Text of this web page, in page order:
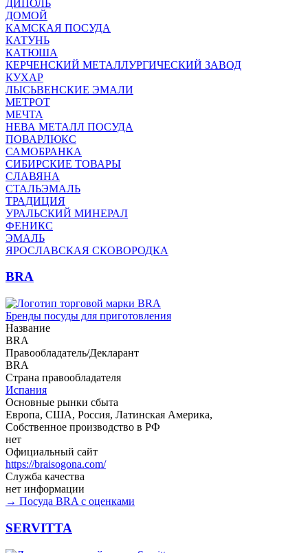
ДИПОЛЬ
ДОМОЙ
КАМСКАЯ ПОСУДА
КАТУНЬ
КАТЮША
КЕРЧЕНСКИЙ МЕТАЛЛУРГИЧЕСКИЙ ЗАВОД
КУХАР
ЛЫСЬВЕНСКИЕ ЭМАЛИ
МЕТРОТ
МЕЧТА
НЕВА МЕТАЛЛ ПОСУДА
ПОВАРЛЮКС
САМОБРАНКА
СИБИРСКИЕ ТОВАРЫ
СЛАВЯНА
СТАЛЬЭМАЛЬ
ТРАДИЦИЯ
УРАЛЬСКИЙ МИНЕРАЛ
ФЕНИКС
ЭМАЛЬ
ЯРОСЛАВСКАЯ СКОВОРОДКА
BRA
Бренды посуды для приготовления
Название
BRA
Правообладатель/Декларант
BRA
Страна правообладателя
Испания
Основные рынки сбыта
Европа, США, Россия, Латинская Америка,
Собственное производство в РФ
нет
Официальный сайт
https://braisogona.com/
Служба качества
нет информации
→ Посуда BRA с оценками
SERVITTA